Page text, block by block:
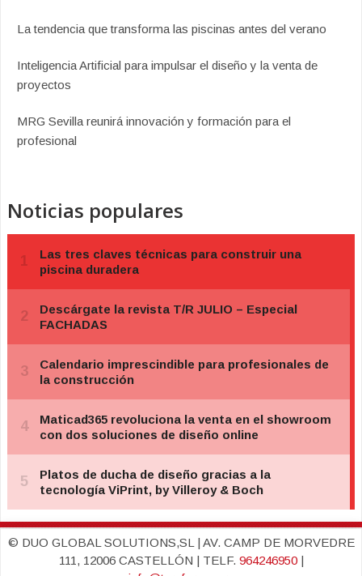
La tendencia que transforma las piscinas antes del verano
Inteligencia Artificial para impulsar el diseño y la venta de
proyectos
MRG Sevilla reunirá innovación y formación para el
profesional
Noticias populares
© DUO GLOBAL SOLUTIONS,SL | AV. CAMP DE MORVEDRE
111, 12006 CASTELLÓN | TELF. 964246950|